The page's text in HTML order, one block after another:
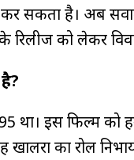
सकता है। अब
रिलीज को लेकर
था। इस फिल्म को
का रोल